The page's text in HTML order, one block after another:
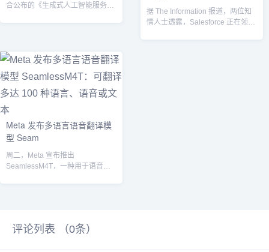
合公布的《生成式人工智能服务管
据 The Information 报道，两位知
情人士透露，Salesforce 正在领投
Meta 发布多语言语音翻译模
型 Seam
周二，Meta 宣布推出
SeamlessM4T，一种用于语音和
评论列表 （0条）